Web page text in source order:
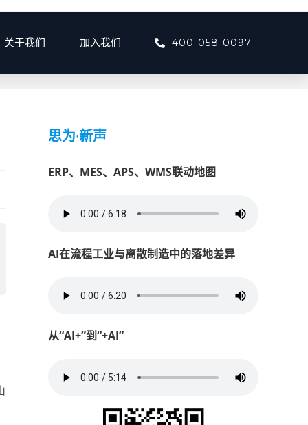
关于我们 加入我们 400-058-0097
产品资讯 > 边坡监测如何提升矿山安全？智能预警解决方案解读
思为·新声
ERP、MES、APS、WMS联动地图
AI在流程工业与离散制造中的落地差异
从“AI+”到“+AI”